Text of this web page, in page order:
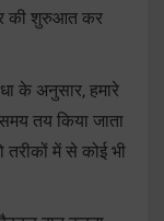
की शुरुआत कर
के अनुसार, हमारे
तय किया जाता
में से कोई भी